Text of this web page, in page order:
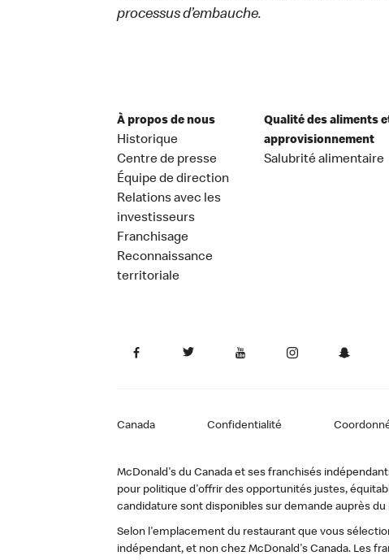
processus d’embauche.
À propos de nous
Historique
Centre de presse
Équipe de direction
Relations avec les
investisseurs
Franchisage
Reconnaissance
territoriale
Qualité des aliments
approvisionnement
Salubrité alimentaire
Canada Confidentialité
McDonald's du Canada et ses franchisés
pour politique d'offrir des opportunités justes,
candidature sont disponibles sur demande auprès
Selon l'emplacement du restaurant que vous
indépendant, et non chez McDonald's Canada. Les